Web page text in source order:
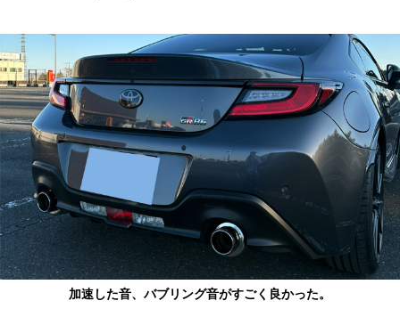
加速した音、バブリング音がすごく良かった。